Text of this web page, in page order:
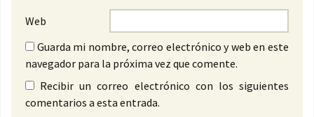
Web
Guarda mi nombre, correo electrónico y web en este
navegador para la próxima vez que comente.
Recibir un correo electrónico con los siguientes
comentarios a esta entrada.